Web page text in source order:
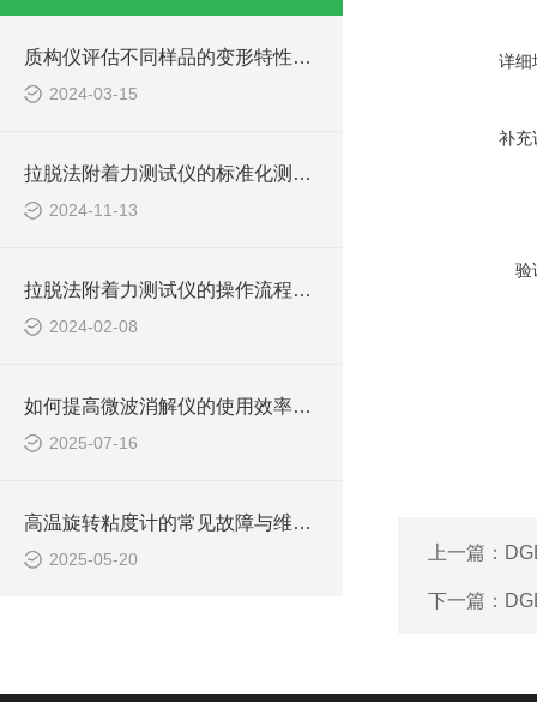
质构仪评估不同样品的变形特性与弹性表现
2024-03-15
拉脱法附着力测试仪的标准化测试流程与结果分析
2024-11-13
拉脱法附着力测试仪的操作流程与技术指南
2024-02-08
如何提高微波消解仪的使用效率与安全性？
2025-07-16
高温旋转粘度计的常见故障与维护技巧说明
2025-05-20
详细
补充
验
上一篇：
下一篇：